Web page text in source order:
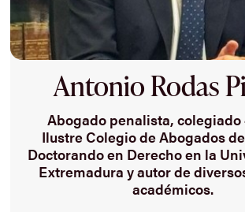
Antonio Rodas
Abogado penalista, colegiado
Ilustre Colegio de Abogados
Doctorando en Derecho en la
Extremadura y autor de
académicos.